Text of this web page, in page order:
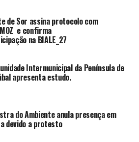
de Sor assina protocolo com
e confirma
na BIALE_27
Intermunicipal da Península de
apresenta estudo.
do Ambiente anula presença em
devido a protesto